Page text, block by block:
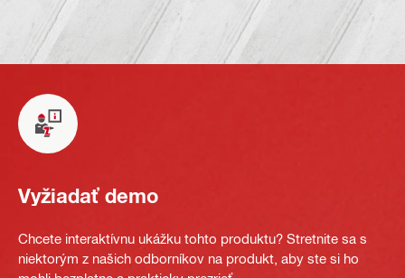
Vyžiadať demo
Chcete interaktívnu ukážku tohto produktu? Stretnite sa s
niektorým z našich odborníkov na produkt, aby ste si ho